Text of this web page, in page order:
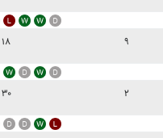
۱۸ ۹
۳۰ ۲